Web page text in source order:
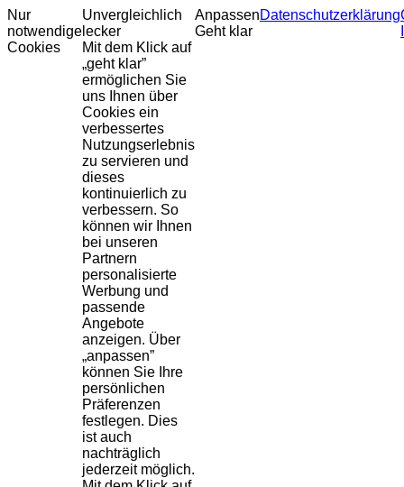
Nur
notwendige
Cookies
Unvergleichlich
lecker
Mit dem Klick auf
„geht klar”
ermöglichen Sie
uns Ihnen über
Cookies ein
verbessertes
Nutzungserlebnis
zu servieren und
dieses
kontinuierlich zu
verbessern. So
können wir Ihnen
bei unseren
Partnern
personalisierte
Werbung und
passende
Angebote
anzeigen. Über
„anpassen”
können Sie Ihre
persönlichen
Präferenzen
festlegen. Dies
ist auch
nachträglich
jederzeit möglich.
Anpassen
Geht klar
Datenschutzerklärung